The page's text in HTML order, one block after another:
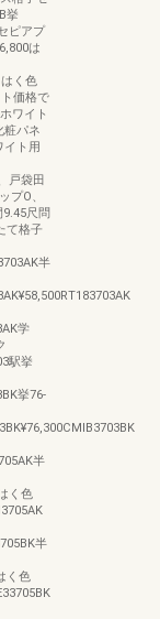
挙
ピアプ
は
く色
価格で
ワイト
粧パネ
ト用
戸袋田
プO、
尺問
て格子
半
学
駅挙
挙76‐
半
く色
半
く色